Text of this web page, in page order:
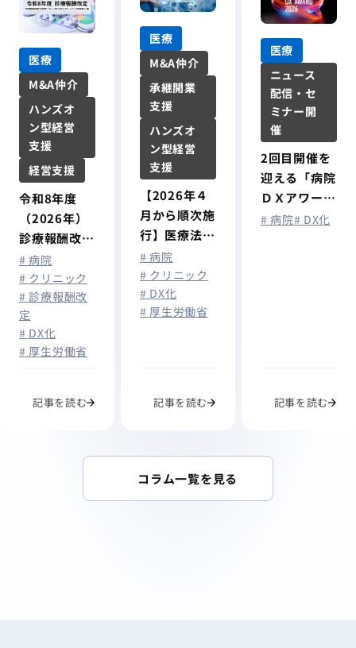
医療
M&A仲介
ハンズオ
ン型経営
支援
経営支援
令和8年度
（2026年）
診療報酬改定
が答申：AI・
ICT活用とオ
ンライン診療
拡大編
# 病院
# クリニック
# 診療報酬改
定
# DX化
# 厚生労働省
記事を読む
医療
M&A仲介
承継開業
支援
ハンズオ
ン型経営
支援
【2026年４
月から順次施
行】医療法改
正のポイント
―都市部では
開業規制も
# 病院
# クリニック
# DX化
# 厚生労働省
記事を読む
医療
ニュース
配信・セ
ミナー開
催
2回目開催を
迎える「病院
ＤＸアワード
2026」～医
# 病院# DX化
記事を読む
コラム一覧を見る